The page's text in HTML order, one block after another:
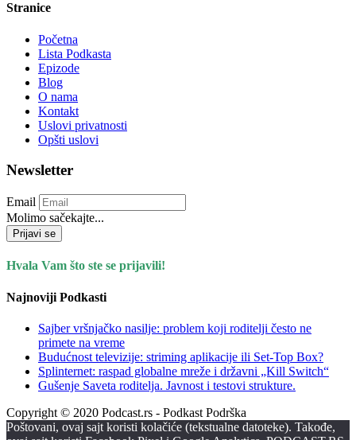
Stranice
Početna
Lista Podkasta
Epizode
Blog
O nama
Kontakt
Uslovi privatnosti
Opšti uslovi
Newsletter
Email
Molimo sačekajte...
Prijavi se
Hvala Vam što ste se prijavili!
Najnoviji Podkasti
Sajber vršnjačko nasilje: problem koji roditelji često ne
primete na vreme
Budućnost televizije: striming aplikacije ili Set-Top Box?
Splinternet: raspad globalne mreže i državni „Kill Switch“
Gušenje Saveta roditelja. Javnost i testovi strukture.
Copyright © 2020 Podcast.rs - Podkast Podrška
Poštovani, ovaj sajt koristi kolačiće (tekstualne datoteke). Takođe,